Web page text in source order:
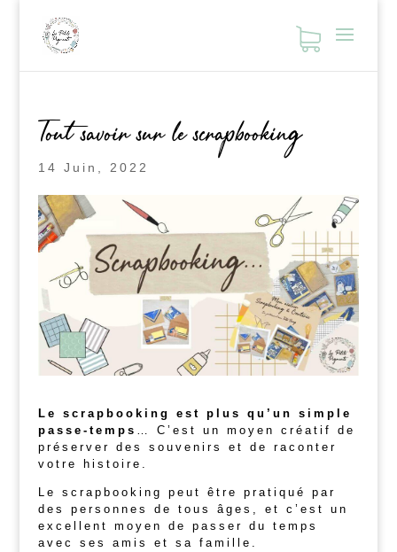
Tout savoir sur le scrapbooking
14 Juin, 2022
Le scrapbooking est plus qu’un simple
passe-temps … C’est un moyen créatif de
préserver des souvenirs et de raconter
votre histoire.
Le scrapbooking peut être pratiqué par
des personnes de tous âges, et c’est un
excellent moyen de passer du temps
avec ses amis et sa famille.